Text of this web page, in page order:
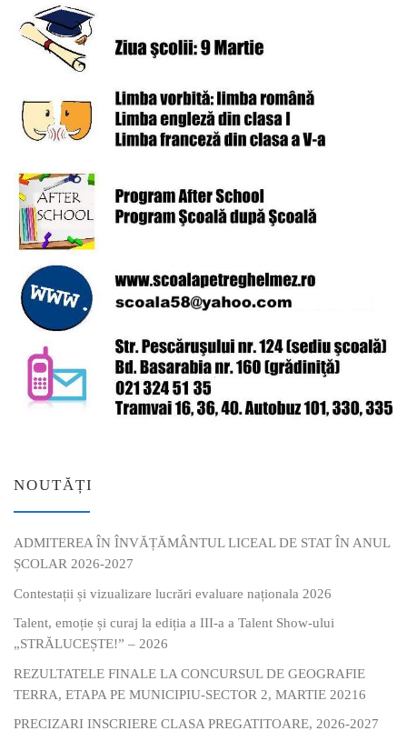
NOUTĂȚI
ADMITEREA ÎN ÎNVĂȚĂMÂNTUL LICEAL DE STAT ÎN ANUL
ȘCOLAR 2026-2027
Contestații și vizualizare lucrări evaluare naționala 2026
Talent, emoție și curaj la ediția a III-a a Talent Show-ului
„STRĂLUCEȘTE!” – 2026
REZULTATELE FINALE LA CONCURSUL DE GEOGRAFIE
TERRA, ETAPA PE MUNICIPIU-SECTOR 2, MARTIE 20216
PRECIZARI INSCRIERE CLASA PREGATITOARE, 2026-2027